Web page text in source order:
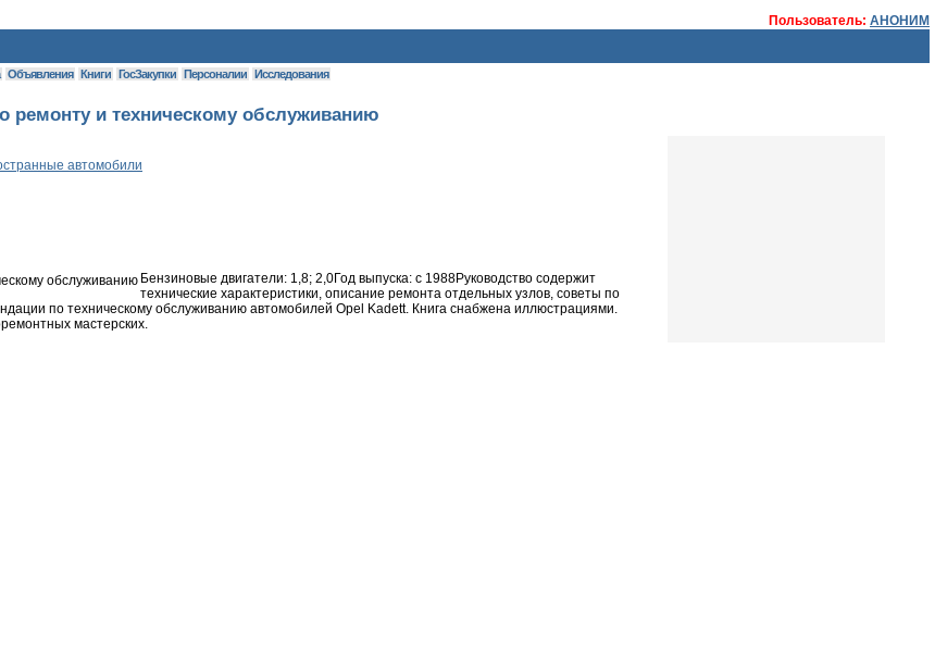
Пользователь: АНОНИМ
Объявления Книги ГосЗакупки Персоналии Исследования
ремонту и техническому обслуживанию
автомобили
Бензиновые двигатели: 1,8; 2,0Год выпуска: c 1988Руководство содержит
технические характеристики, описание ремонта отдельных узлов, советы по
по техническому обслуживанию автомобилей Opel Kadett. Книга снабжена иллюстрациями.
мастерских.